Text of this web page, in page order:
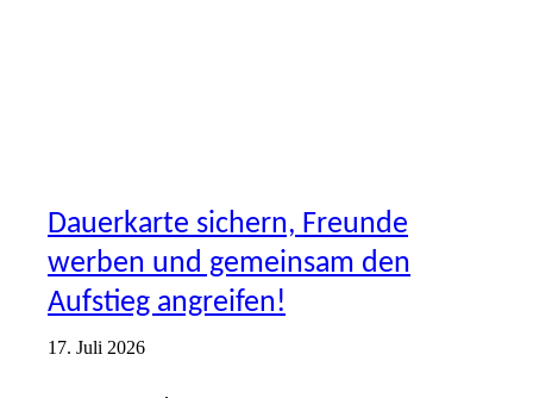
Dauerkarte sichern, Freunde
werben und gemeinsam den
Aufstieg angreifen!
17. Juli 2026